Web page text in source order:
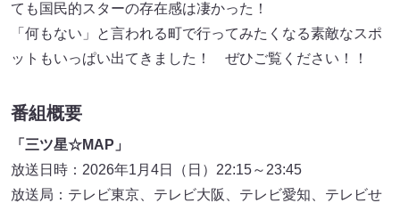
ても国民的スターの存在感は凄かった！
「何もない」と言われる町で行ってみたくなる素敵なスポ
ットもいっぱい出てきました！ ぜひご覧ください！！
番組概要
「三ツ星☆MAP」
放送日時：2026年1月4日（日）22:15～23:45
放送局：テレビ東京、テレビ大阪、テレビ愛知、テレビせ